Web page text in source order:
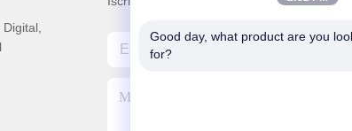
Good day, what product are you
for?